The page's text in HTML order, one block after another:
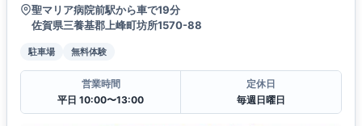
聖マリア病院前駅から車で19分
佐賀県三養基郡上峰町坊所1570-88
駐車場 無料体験
営業時間
平日 10:00〜13:00
定休日
毎週日曜日